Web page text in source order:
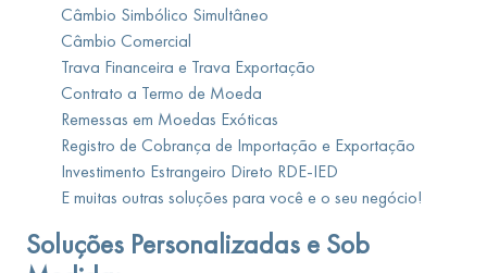
Câmbio Simbólico Simultâneo
Câmbio Comercial
Trava Financeira e Trava Exportação
Contrato a Termo de Moeda
Remessas em Moedas Exóticas
Registro de Cobrança de Importação e Exportação
Investimento Estrangeiro Direto RDE-IED
E muitas outras soluções para você e o seu negócio!
Soluções Personalizadas e Sob